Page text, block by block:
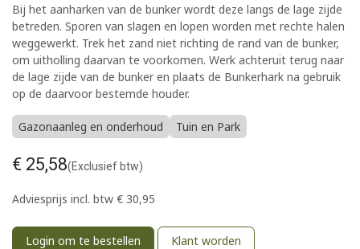
Bij het aanharken van de bunker wordt deze langs de lage zijde
betreden. Sporen van slagen en lopen worden met rechte halen
weggewerkt. Trek het zand niet richting de rand van de bunker,
om uitholling daarvan te voorkomen. Werk achteruit terug naar
de lage zijde van de bunker en plaats de Bunkerhark na gebruik
op de daarvoor bestemde houder.
Gazonaanleg en onderhoud Tuin en Park
€ 25,58(Exclusief btw)
Adviesprijs incl. btw € 30,95
Login om te bestellen Klant worden